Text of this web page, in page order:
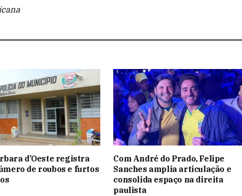
d’Oeste registra
de roubos e furtos
Com André do Prado, Felipe
Sanches amplia articulação e
consolida espaço na direita
paulista